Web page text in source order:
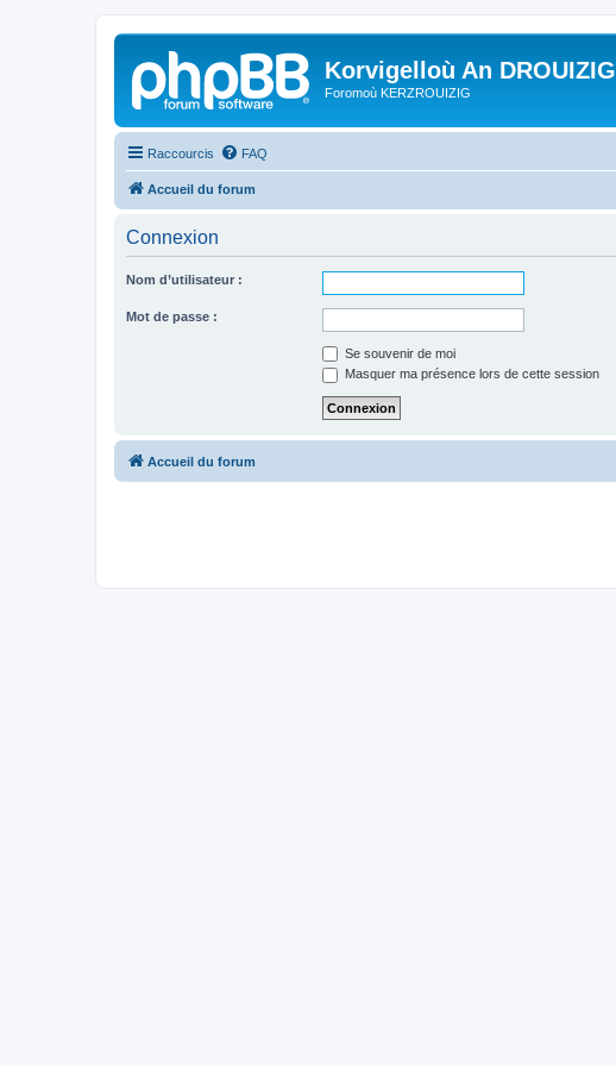
Korvigelloù An DROUIZIG
Foromoù KERZROUIZIG
Raccourcis FAQ
Accueil du forum
Connexion
Nom d’utilisateur :
Mot de passe :
Se souvenir de moi
Masquer ma présence lors de cette session
Accueil du forum